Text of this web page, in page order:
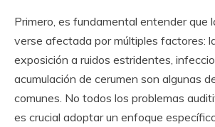
Primero, es fundamental entender que
verse afectada por múltiples factores:
exposición a ruidos estridentes,
acumulación de cerumen son algunas
comunes. No todos los problemas
es crucial adoptar un enfoque